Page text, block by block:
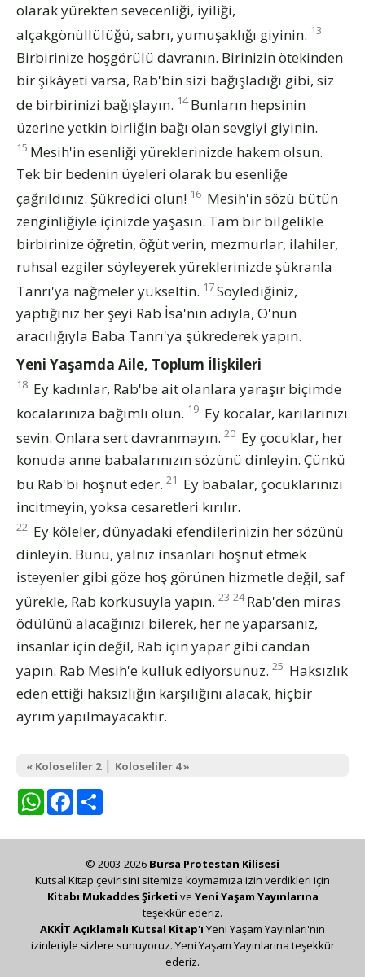
olarak yürekten sevecenliği, iyiliği,
alçakgönüllülüğü, sabrı, yumuşaklığı giyinin. 13
Birbirinize hoşgörülü davranın. Birinizin ötekinden
bir şikâyeti varsa, Rab'bin sizi bağışladığı gibi, siz
de birbirinizi bağışlayın. 14 Bunların hepsinin
üzerine yetkin birliğin bağı olan sevgiyi giyinin.
15 Mesih'in esenliği yüreklerinizde hakem olsun.
Tek bir bedenin üyeleri olarak bu esenliğe
çağrıldınız. Şükredici olun! 16 Mesih'in sözü bütün
zenginliğiyle içinizde yaşasın. Tam bir bilgelikle
birbirinize öğretin, öğüt verin, mezmurlar, ilahiler,
ruhsal ezgiler söyleyerek yüreklerinizde şükranla
Tanrı'ya nağmeler yükseltin. 17Söylediğiniz,
yaptığınız her şeyi Rab İsa'nın adıyla, O'nun
aracılığıyla Baba Tanrı'ya şükrederek yapın.
Yeni Yaşamda Aile, Toplum İlişkileri
18 Ey kadınlar, Rab'be ait olanlara yaraşır biçimde
kocalarınıza bağımlı olun. 19 Ey kocalar, karılarınızı
sevin. Onlara sert davranmayın. 20 Ey çocuklar, her
konuda anne babalarınızın sözünü dinleyin. Çünkü
bu Rab'bi hoşnut eder. 21 Ey babalar, çocuklarınızı
incitmeyin, yoksa cesaretleri kırılır.
22 Ey köleler, dünyadaki efendilerinizin her sözünü
dinleyin. Bunu, yalnız insanları hoşnut etmek
isteyenler gibi göze hoş görünen hizmetle değil, saf
yürekle, Rab korkusuyla yapın. 23-24 Rab'den miras
ödülünü alacağınızı bilerek, her ne yaparsanız,
insanlar için değil, Rab için yapar gibi candan
yapın. Rab Mesih'e kulluk ediyorsunuz. 25 Haksızlık
eden ettiği haksızlığın karşılığını alacak, hiçbir
ayrım yapılmayacaktır.
« Koloseliler 2| Koloseliler 4 »
WhatsAppFacebook
© 2003-2026 Bursa Protestan Kilisesi
Kutsal Kitap çevirisini sitemize koymamıza izin verdikleri için
Kitabı Mukaddes Şirketi ve Yeni Yaşam Yayınlarına
teşekkür ederiz.
AKKİT Açıklamalı Kutsal Kitap'ı Yeni Yaşam Yayınları'nın
izinleriyle sizlere sunuyoruz. Yeni Yaşam Yayınlarına teşekkür
ederiz.